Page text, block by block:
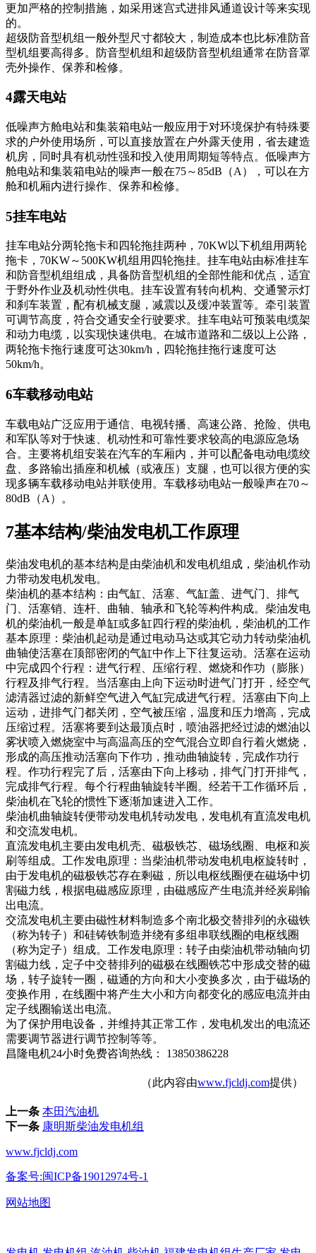
更加严格的控制措施，如采用迷宫式进排风通道设计等来实现
的。
超级防音型机组一般外型尺寸都较大，制造成本也比标准防音
型机组要高得多。防音型机组和超级防音型机组通常在防音罩
壳外操作、保养和检修。
4露天电站
低噪声方舱电站和集装箱电站一般应用于对环境保护有特殊要
求的户外使用场所，可以直接放置在户外露天使用，省去建造
机房，同时具有机动性强和投入使用周期短等特点。低噪声方
舱电站和集装箱电站的噪声一般在75～85dB（A），可以在方
舱和机厢内进行操作、保养和检修。
5挂车电站
挂车电站分两轮拖卡和四轮拖挂两种，70KW以下机组用两轮
拖卡，70KW～500KW机组用四轮拖挂。挂车电站由标准挂车
和防音型机组组成，具备防音型机组的全部性能和优点，适宜
于野外作业及机动性供电。挂车设置有转向机构、交通警示灯
和刹车装置，配有机械支腿，减震以及缓冲装置等。牵引装置
可调节高度，符合交通安全行驶要求。挂车电站可预装电缆架
和动力电缆，以实现快速供电。在城市道路和二级以上公路，
两轮拖卡拖行速度可达30km/h，四轮拖挂拖行速度可达
50km/h。
6车载移动电站
车载电站广泛应用于通信、电视转播、高速公路、抢险、供电
和军队等对于快速、机动性和可靠性要求较高的电源应急场
合。主要将机组安装在汽车的车厢内，并可以配备电动电缆绞
盘、多路输出插座和机械（或液压）支腿，也可以很方便的实
现多辆车载移动电站并联使用。车载移动电站一般噪声在70～
80dB（A）。
7基本结构/柴油发电机工作原理
柴油发电机的基本结构是由柴油机和发电机组成，柴油机作动
力带动发电机发电。
柴油机的基本结构：由气缸、活塞、气缸盖、进气门、排气
门、活塞销、连杆、曲轴、轴承和飞轮等构件构成。柴油发电
机的柴油机一般是单缸或多缸四行程的柴油机，柴油机的工作
基本原理：柴油机起动是通过电动马达或其它动力转动柴油机
曲轴使活塞在顶部密闭的气缸中作上下往复运动。活塞在运动
中完成四个行程：进气行程、压缩行程、燃烧和作功（膨胀）
行程及排气行程。当活塞由上向下运动时进气门打开，经空气
滤清器过滤的新鲜空气进入气缸完成进气行程。活塞由下向上
运动，进排气门都关闭，空气被压缩，温度和压力增高，完成
压缩过程。活塞将要到达最顶点时，喷油器把经过滤的燃油以
雾状喷入燃烧室中与高温高压的空气混合立即自行着火燃烧，
形成的高压推动活塞向下作功，推动曲轴旋转，完成作功行
程。作功行程完了后，活塞由下向上移动，排气门打开排气，
完成排气行程。每个行程曲轴旋转半圈。经若干工作循环后，
柴油机在飞轮的惯性下逐渐加速进入工作。
柴油机曲轴旋转便带动发电机转动发电，发电机有直流发电机
和交流发电机。
直流发电机主要由发电机壳、磁极铁芯、磁场线圈、电枢和炭
刷等组成。工作发电原理：当柴油机带动发电机电枢旋转时，
由于发电机的磁极铁芯存在剩磁，所以电枢线圈便在磁场中切
割磁力线，根据电磁感应原理，由磁感应产生电流并经炭刷输
出电流。
交流发电机主要由磁性材料制造多个南北极交替排列的永磁铁
（称为转子）和硅铸铁制造并绕有多组串联线圈的电枢线圈
（称为定子）组成。工作发电原理：转子由柴油机带动轴向切
割磁力线，定子中交替排列的磁极在线圈铁芯中形成交替的磁
场，转子旋转一圈，磁通的方向和大小变换多次，由于磁场的
变换作用，在线圈中将产生大小和方向都变化的感应电流并由
定子线圈输送出电流。
为了保护用电设备，并维持其正常工作，发电机发出的电流还
需要调节器进行调节控制等等。
昌隆电机24小时免费咨询热线： 13850386228
（此内容由www.fjcldj.com提供）
上一条 本田汽油机
下一条 康明斯柴油发电机组
www.fjcldj.com
备案号:闽ICP备19012974号-1
网站地图